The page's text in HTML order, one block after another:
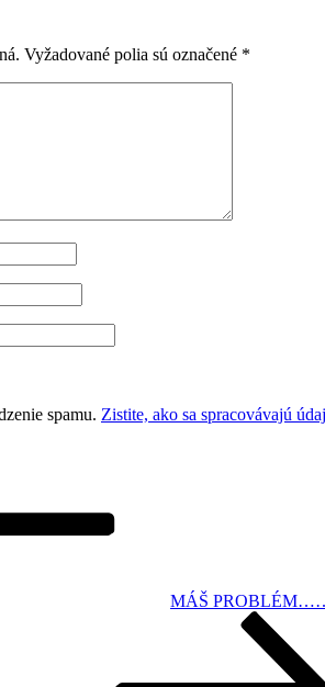
Vyžadované polia sú označené *
spamu. Zistite, ako sa spracovávajú
MÁŠ